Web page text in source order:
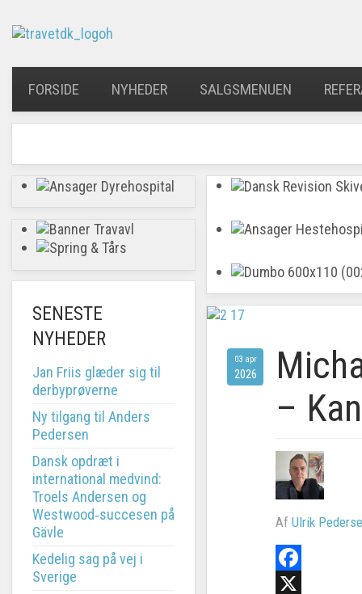
FORSIDE NYHEDER SALGSMENUEN
03 apr
2026
–
AfUlrik
Facebook
SENESTE
NYHEDER
Jan Friis glæder sig til
derbyprøverne
Ny tilgang til Anders
Pedersen
Dansk opdræt i
international medvind:
Troels Andersen og
Westwood‑succesen på
Gävle
Kedelig sag på vej i
Sverige